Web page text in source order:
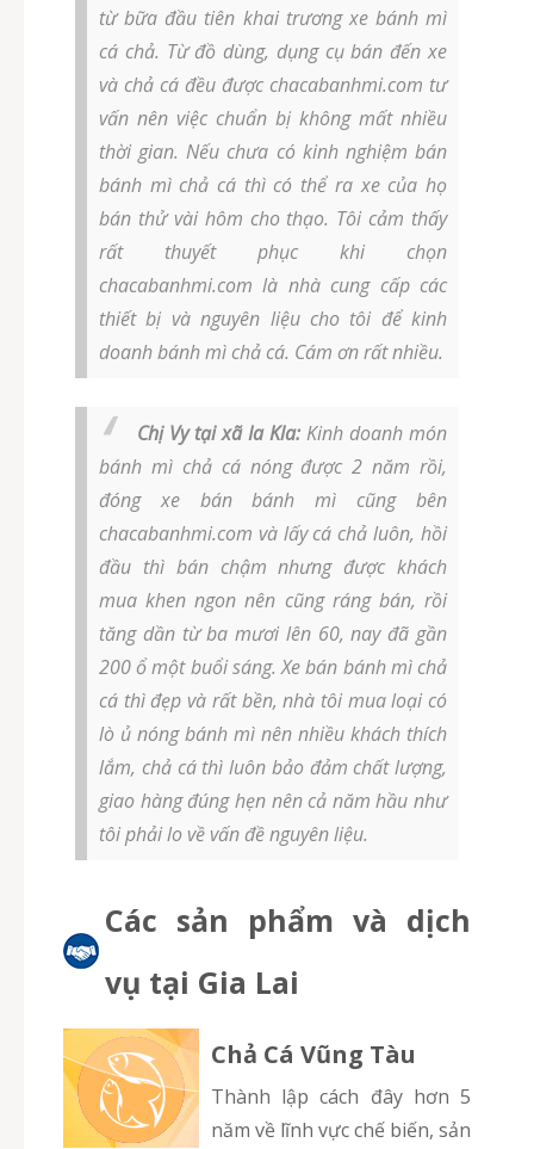
từ bữa đầu tiên khai trương xe bánh mì
cá chả. Từ đồ dùng, dụng cụ bán đến xe
và chả cá đều được chacabanhmi.com tư
vấn nên việc chuẩn bị không mất nhiều
thời gian. Nếu chưa có kinh nghiệm bán
bánh mì chả cá thì có thể ra xe của họ
bán thử vài hôm cho thạo. Tôi cảm thấy
rất thuyết phục khi chọn
chacabanhmi.com là nhà cung cấp các
thiết bị và nguyên liệu cho tôi để kinh
doanh bánh mì chả cá. Cám ơn rất nhiều.
Chị Vy tại xã Ia Kla: Kinh doanh món
bánh mì chả cá nóng được 2 năm rồi,
đóng xe bán bánh mì cũng bên
chacabanhmi.com và lấy cá chả luôn, hồi
đầu thì bán chậm nhưng được khách
mua khen ngon nên cũng ráng bán, rồi
tăng dần từ ba mươi lên 60, nay đã gần
200 ổ một buổi sáng. Xe bán bánh mì chả
cá thì đẹp và rất bền, nhà tôi mua loại có
lò ủ nóng bánh mì nên nhiều khách thích
lắm, chả cá thì luôn bảo đảm chất lượng,
giao hàng đúng hẹn nên cả năm hầu như
tôi phải lo về vấn đề nguyên liệu.
Các sản phẩm và dịch
vụ tại Gia Lai
Chả Cá Vũng Tàu
Thành lập cách đây hơn 5
năm về lĩnh vực chế biến, sản